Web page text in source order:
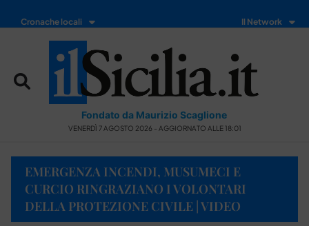
Cronache locali Il Network
Fondato da Maurizio Scaglione
VENERDÌ 7 AGOSTO 2026 - AGGIORNATO ALLE 18:01
EMERGENZA INCENDI, MUSUMECI E
CURCIO RINGRAZIANO I VOLONTARI
DELLA PROTEZIONE CIVILE | VIDEO